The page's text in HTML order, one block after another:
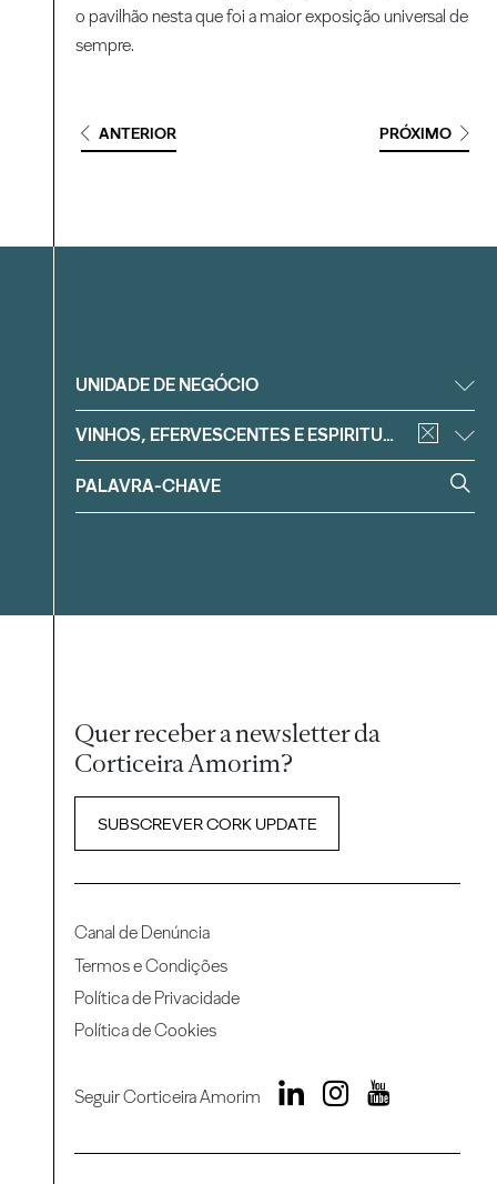
o pavilhão nesta que foi a maior exposição universal de
sempre.
ANTERIOR PRÓXIMO
Filtrar
UNIDADE DE NEGÓCIO
VINHOS, EFERVESCENTES E ESPIRITUOSOS
Quer receber a newsletter da
Corticeira Amorim?
SUBSCREVER CORK UPDATE
Canal de Denúncia
Termos e Condições
Política de Privacidade
Política de Cookies
Seguir Corticeira Amorim